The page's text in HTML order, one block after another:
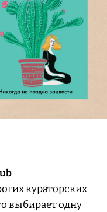
кураторских
выбирает одну